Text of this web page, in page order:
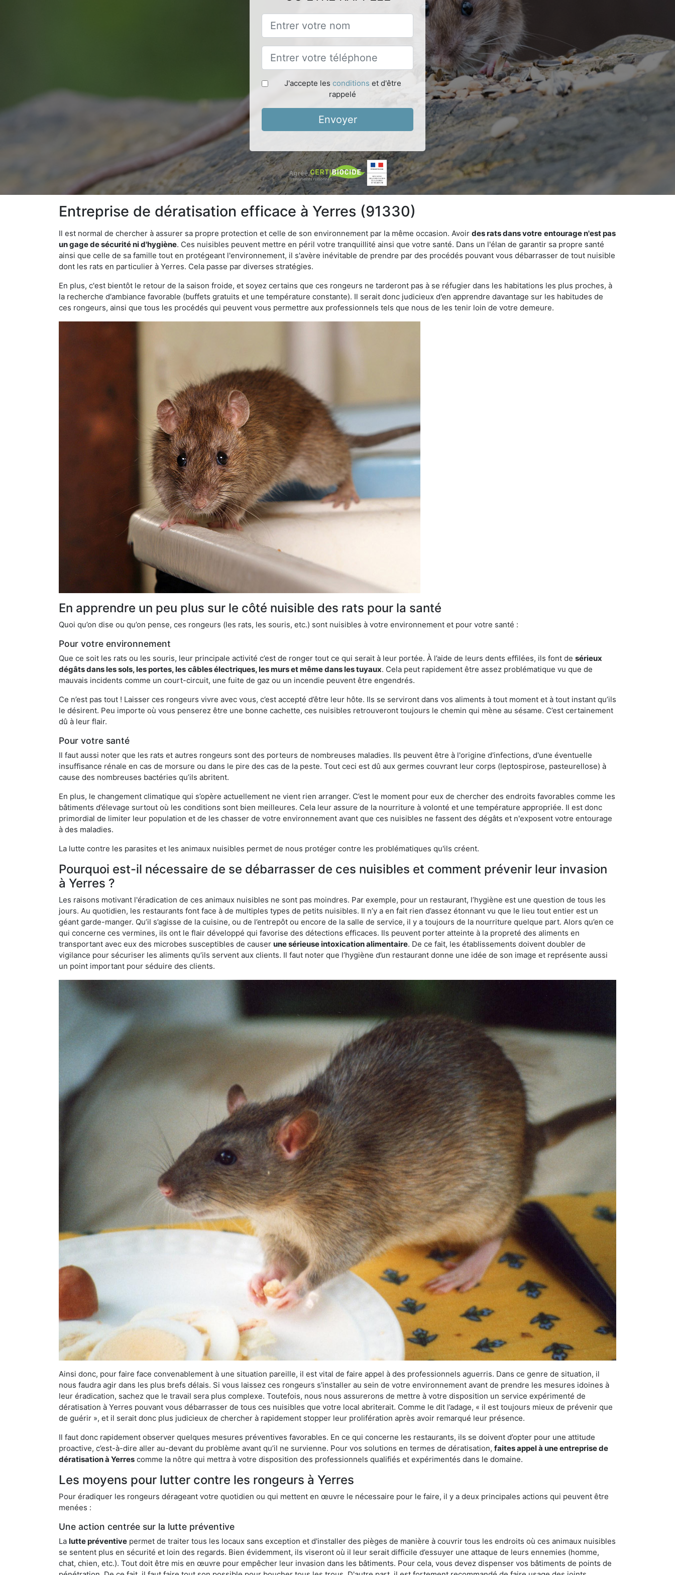
J'accepte les conditions et d'être
rappelé
Envoyer
Entreprise de dératisation efficace à Yerres (91330)
Il est normal de chercher à assurer sa propre protection et celle de son environnement par la même occasion. Avoir des rats dans votre entourage n'est pas
un gage de sécurité ni d'hygiène. Ces nuisibles peuvent mettre en péril votre tranquillité ainsi que votre santé. Dans un l'élan de garantir sa propre santé
ainsi que celle de sa famille tout en protégeant l'environnement, il s'avère inévitable de prendre par des procédés pouvant vous débarrasser de tout nuisible
dont les rats en particulier à Yerres. Cela passe par diverses stratégies.
En plus, c'est bientôt le retour de la saison froide, et soyez certains que ces rongeurs ne tarderont pas à se réfugier dans les habitations les plus proches, à
la recherche d'ambiance favorable (buffets gratuits et une température constante). Il serait donc judicieux d'en apprendre davantage sur les habitudes de
ces rongeurs, ainsi que tous les procédés qui peuvent vous permettre aux professionnels tels que nous de les tenir loin de votre demeure.
En apprendre un peu plus sur le côté nuisible des rats pour la santé
Quoi qu’on dise ou qu’on pense, ces rongeurs (les rats, les souris, etc.) sont nuisibles à votre environnement et pour votre santé :
Pour votre environnement
Que ce soit les rats ou les souris, leur principale activité c’est de ronger tout ce qui serait à leur portée. À l’aide de leurs dents effilées, ils font de sérieux
dégâts dans les sols, les portes, les câbles électriques, les murs et même dans les tuyaux. Cela peut rapidement être assez problématique vu que de
mauvais incidents comme un court-circuit, une fuite de gaz ou un incendie peuvent être engendrés.
Ce n’est pas tout ! Laisser ces rongeurs vivre avec vous, c’est accepté d’être leur hôte. Ils se serviront dans vos aliments à tout moment et à tout instant qu’ils
le désirent. Peu importe où vous penserez être une bonne cachette, ces nuisibles retrouveront toujours le chemin qui mène au sésame. C’est certainement
dû à leur flair.
Pour votre santé
Il faut aussi noter que les rats et autres rongeurs sont des porteurs de nombreuses maladies. Ils peuvent être à l'origine d'infections, d'une éventuelle
insuffisance rénale en cas de morsure ou dans le pire des cas de la peste. Tout ceci est dû aux germes couvrant leur corps (leptospirose, pasteurellose) à
cause des nombreuses bactéries qu’ils abritent.
En plus, le changement climatique qui s’opère actuellement ne vient rien arranger. C’est le moment pour eux de chercher des endroits favorables comme les
bâtiments d’élevage surtout où les conditions sont bien meilleures. Cela leur assure de la nourriture à volonté et une température appropriée. Il est donc
primordial de limiter leur population et de les chasser de votre environnement avant que ces nuisibles ne fassent des dégâts et n'exposent votre entourage
à des maladies.
La lutte contre les parasites et les animaux nuisibles permet de nous protéger contre les problématiques qu'ils créent.
Pourquoi est-il nécessaire de se débarrasser de ces nuisibles et comment prévenir leur invasion
à Yerres ?
Les raisons motivant l'éradication de ces animaux nuisibles ne sont pas moindres. Par exemple, pour un restaurant, l’hygiène est une question de tous les
jours. Au quotidien, les restaurants font face à de multiples types de petits nuisibles. Il n’y a en fait rien d’assez étonnant vu que le lieu tout entier est un
géant garde-manger. Qu’il s’agisse de la cuisine, ou de l’entrepôt ou encore de la salle de service, il y a toujours de la nourriture quelque part. Alors qu’en ce
qui concerne ces vermines, ils ont le flair développé qui favorise des détections efficaces. Ils peuvent porter atteinte à la propreté des aliments en
transportant avec eux des microbes susceptibles de causer une sérieuse intoxication alimentaire. De ce fait, les établissements doivent doubler de
vigilance pour sécuriser les aliments qu’ils servent aux clients. Il faut noter que l’hygiène d’un restaurant donne une idée de son image et représente aussi
un point important pour séduire des clients.
Ainsi donc, pour faire face convenablement à une situation pareille, il est vital de faire appel à des professionnels aguerris. Dans ce genre de situation, il
nous faudra agir dans les plus brefs délais. Si vous laissez ces rongeurs s'installer au sein de votre environnement avant de prendre les mesures idoines à
leur éradication, sachez que le travail sera plus complexe. Toutefois, nous nous assurerons de mettre à votre disposition un service expérimenté de
dératisation à Yerres pouvant vous débarrasser de tous ces nuisibles que votre local abriterait. Comme le dit l’adage, « il est toujours mieux de prévenir que
de guérir », et il serait donc plus judicieux de chercher à rapidement stopper leur prolifération après avoir remarqué leur présence.
Il faut donc rapidement observer quelques mesures préventives favorables. En ce qui concerne les restaurants, ils se doivent d’opter pour une attitude
proactive, c’est-à-dire aller au-devant du problème avant qu’il ne survienne. Pour vos solutions en termes de dératisation, faites appel à une entreprise de
dératisation à Yerres comme la nôtre qui mettra à votre disposition des professionnels qualifiés et expérimentés dans le domaine.
Les moyens pour lutter contre les rongeurs à Yerres
Pour éradiquer les rongeurs dérageant votre quotidien ou qui mettent en œuvre le nécessaire pour le faire, il y a deux principales actions qui peuvent être
menées :
Une action centrée sur la lutte préventive
La lutte préventive permet de traiter tous les locaux sans exception et d'installer des pièges de manière à couvrir tous les endroits où ces animaux nuisibles
se sentent plus en sécurité et loin des regards. Bien évidemment, ils viseront où il leur serait difficile d’essuyer une attaque de leurs ennemies (homme,
chat, chien, etc.). Tout doit être mis en œuvre pour empêcher leur invasion dans les bâtiments. Pour cela, vous devez dispenser vos bâtiments de points de